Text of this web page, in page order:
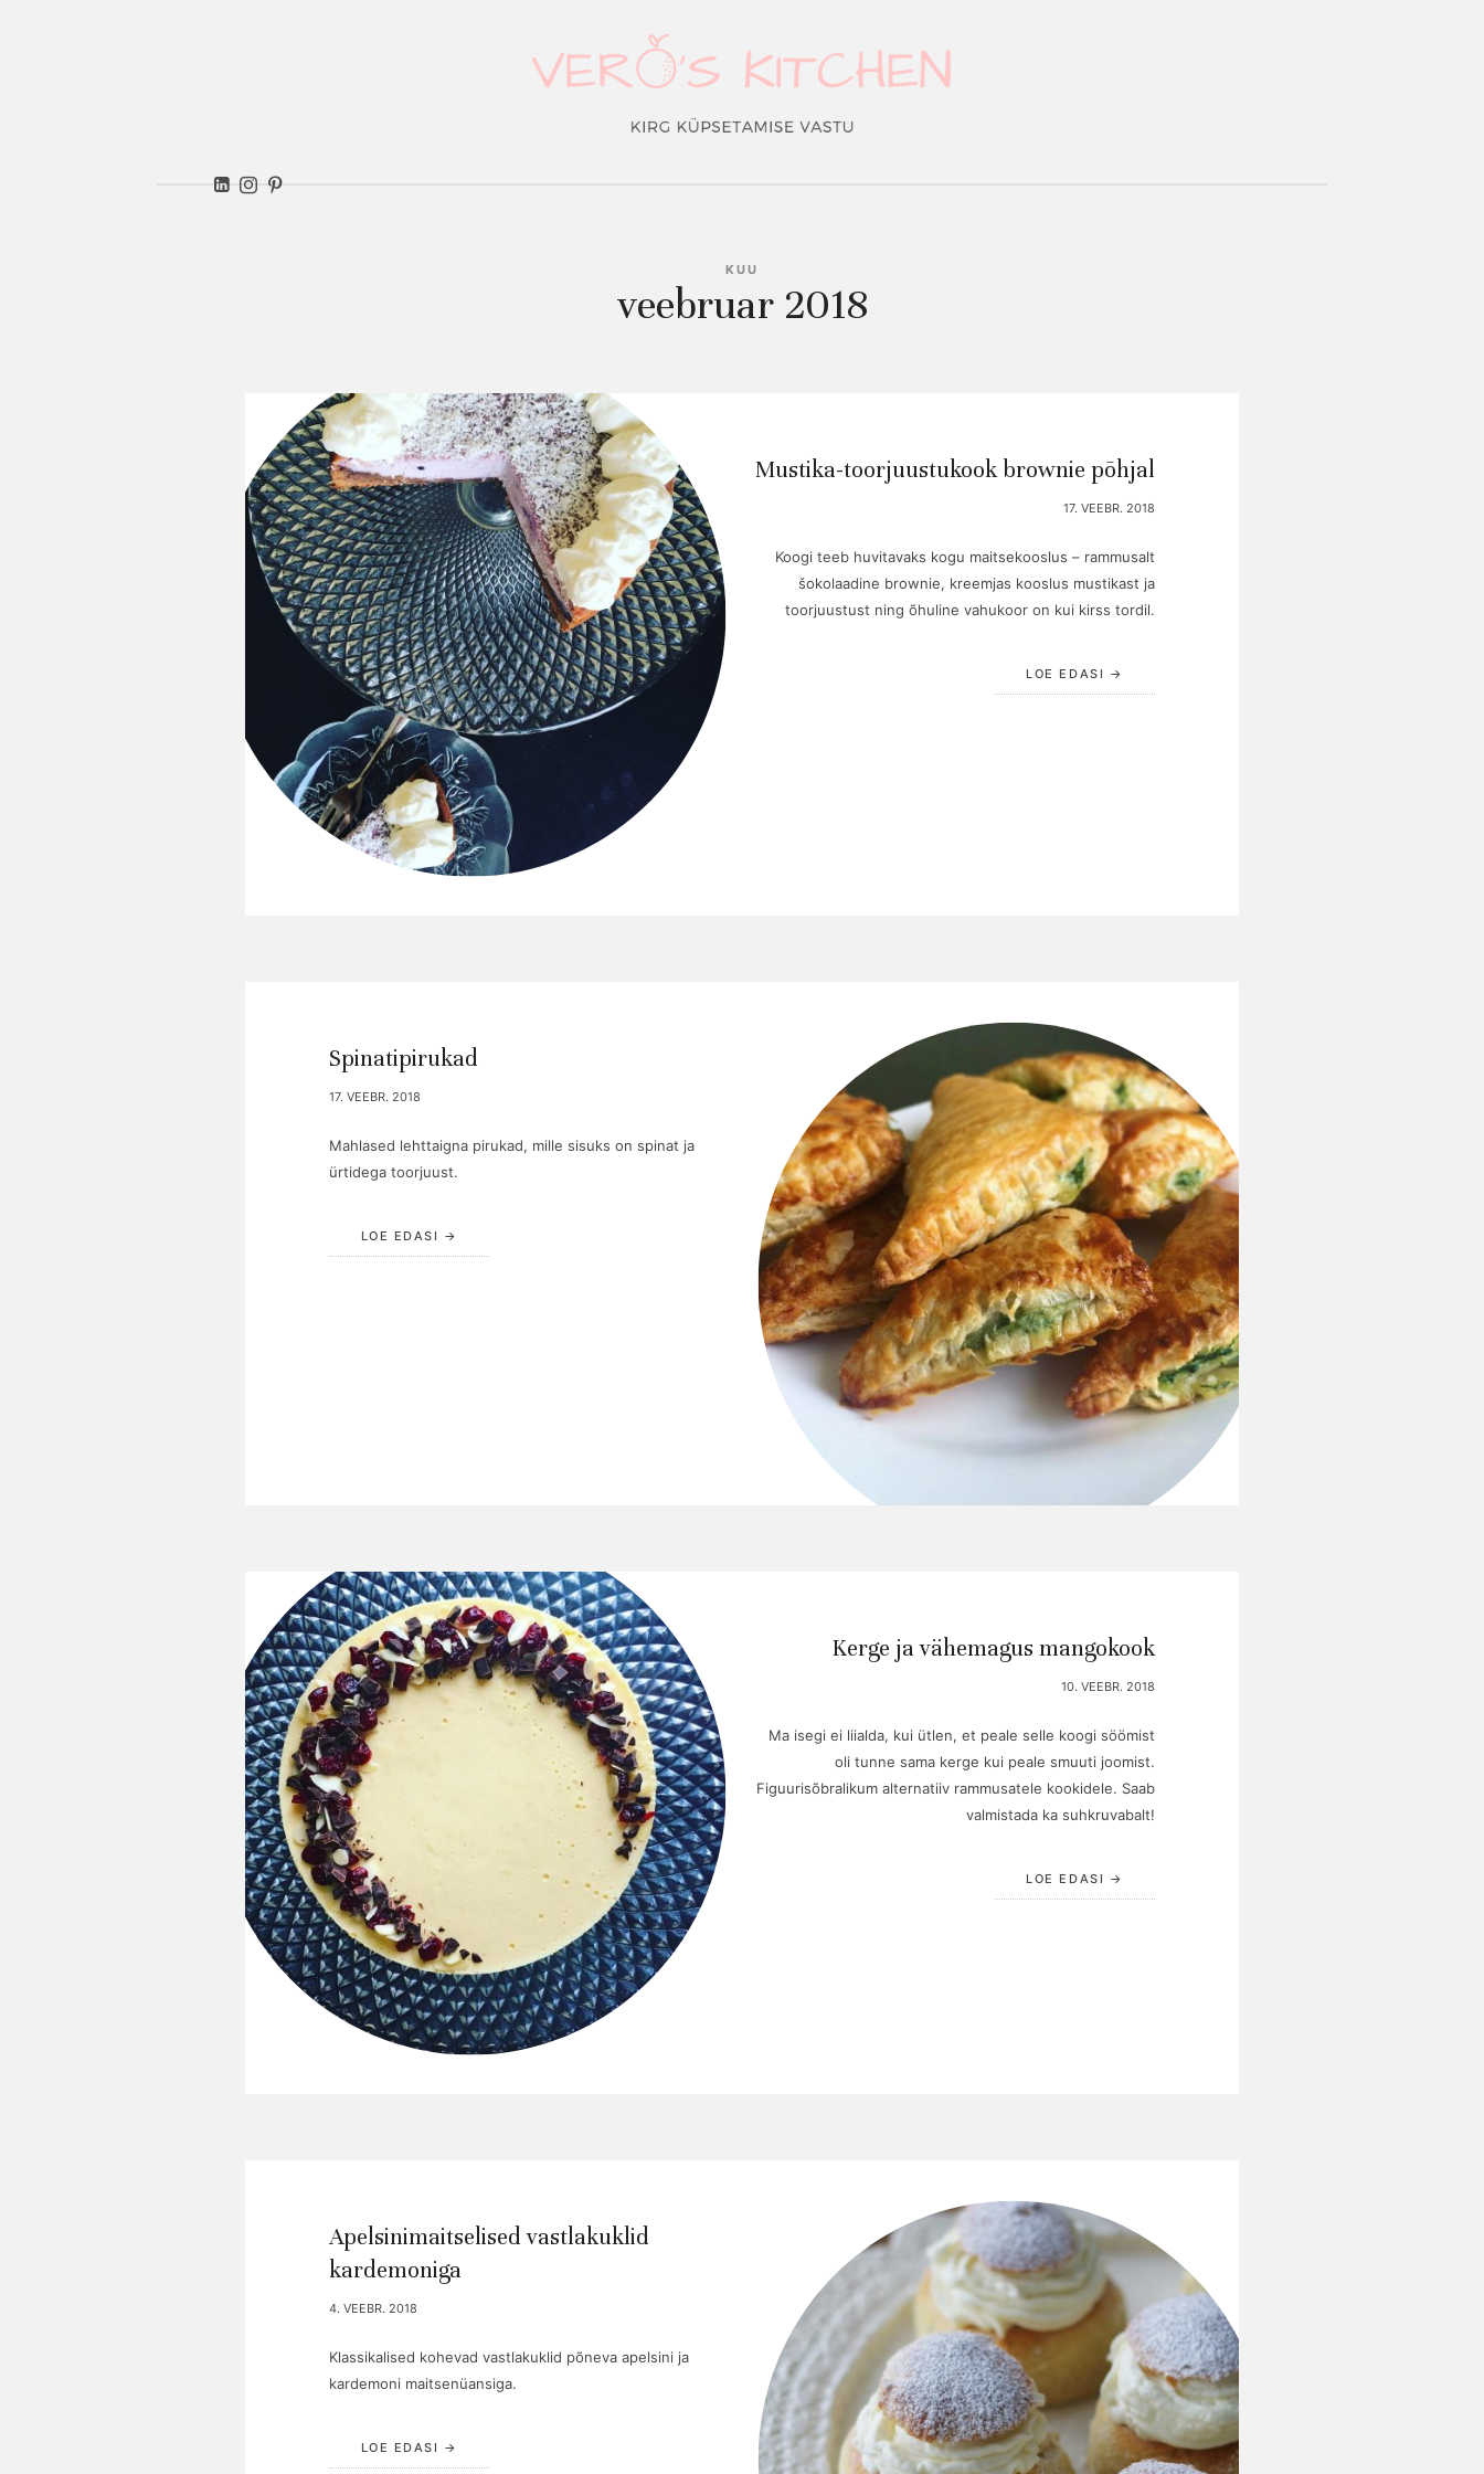
Vero's
kitchen
KUU
veebruar 2018
Mustika-toorjuustukook brownie põhjal
17. VEEBR. 2018
Koogi teeb huvitavaks kogu maitsekooslus – rammusalt
šokolaadine brownie, kreemjas kooslus mustikast ja
toorjuustust ning õhuline vahukoor on kui kirss tordil.
LOE EDASI
Spinatipirukad
17. VEEBR. 2018
Mahlased lehttaigna pirukad, mille sisuks on spinat ja
ürtidega toorjuust.
LOE EDASI
Kerge ja vähemagus mangokook
10. VEEBR. 2018
Ma isegi ei liialda, kui ütlen, et peale selle koogi söömist
oli tunne sama kerge kui peale smuuti joomist.
Figuurisõbralikum alternatiiv rammusatele kookidele. Saab
valmistada ka suhkruvabalt!
LOE EDASI
Apelsinimaitselised vastlakuklid
kardemoniga
4. VEEBR. 2018
Klassikalised kohevad vastlakuklid põneva apelsini ja
kardemoni maitsenüansiga.
LOE EDASI